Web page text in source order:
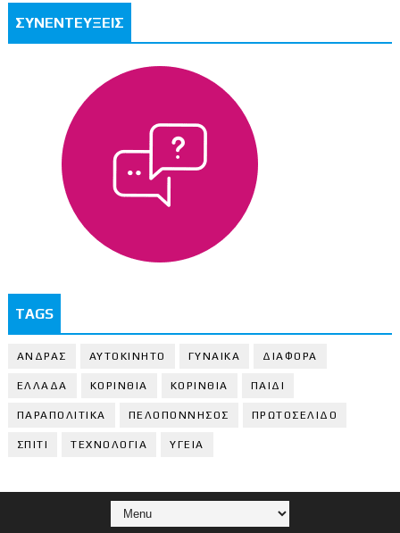
ΣΥΝΕΝΤΕΥΞΕΙΣ
TAGS
ΑΝΔΡΑΣ ΑΥΤΟΚΙΝΗΤΟ ΓΥΝΑΙΚΑ ΔΙΑΦΟΡΑ
ΕΛΛΑΔΑ ΚΟΡΙΝΘΙΑ ΚΟΡΙΝΘΙA ΠΑΙΔΙ
ΠΑΡΑΠΟΛΙΤΙΚΑ ΠΕΛΟΠΟΝΝΗΣΟΣ ΠΡΩΤΟΣΕΛΙΔΟ
ΣΠΙΤΙ ΤΕΧΝΟΛΟΓΙΑ ΥΓΕΙΑ